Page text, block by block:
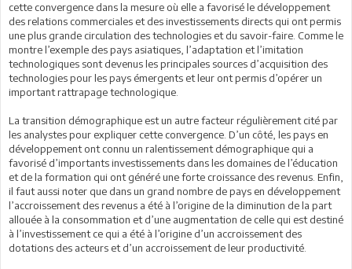
cette convergence dans la mesure où elle a favorisé le développement
des relations commerciales et des investissements directs qui ont permis
une plus grande circulation des technologies et du savoir-faire. Comme le
montre l’exemple des pays asiatiques, l’adaptation et l’imitation
technologiques sont devenus les principales sources d’acquisition des
technologies pour les pays émergents et leur ont permis d’opérer un
important rattrapage technologique.
La transition démographique est un autre facteur régulièrement cité par
les analystes pour expliquer cette convergence. D’un côté, les pays en
développement ont connu un ralentissement démographique qui a
favorisé d’importants investissements dans les domaines de l’éducation
et de la formation qui ont généré une forte croissance des revenus. Enfin,
il faut aussi noter que dans un grand nombre de pays en développement
l’accroissement des revenus a été à l’origine de la diminution de la part
allouée à la consommation et d’une augmentation de celle qui est destiné
à l’investissement ce qui a été à l’origine d’un accroissement des
dotations des acteurs et d’un accroissement de leur productivité.